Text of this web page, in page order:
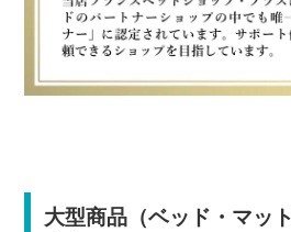
大型商品（ベッド・マッ